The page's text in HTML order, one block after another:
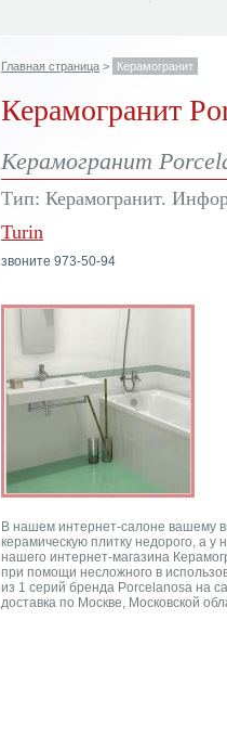
Главная страница > Керамогранит
Керамогранит
Керамогранит
Тип: Керамогранит.
Turin
звоните 973-50-94
В нашем интернет-салоне вашему
керамическую плитку недорого, а
нашего интернет-магазина
при помощи несложного в
из 1 серий бренда Porcelanosa на
доставка по Москве, Московской